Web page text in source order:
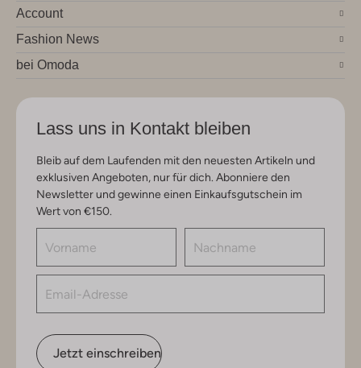
Account
Fashion News
bei Omoda
Lass uns in Kontakt bleiben
Bleib auf dem Laufenden mit den neuesten Artikeln und
exklusiven Angeboten, nur für dich. Abonniere den
Newsletter und gewinne einen Einkaufsgutschein im
Wert von €150.
Jetzt einschreiben